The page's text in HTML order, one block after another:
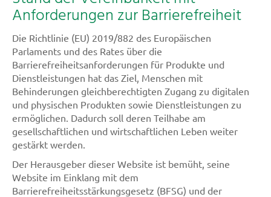
Anforderungen zur Barrierefreiheit
Die Richtlinie (EU) 2019/882 des Europäischen
Parlaments und des Rates über die
Barrierefreiheitsanforderungen für Produkte und
Dienstleistungen hat das Ziel, Menschen mit
Behinderungen gleichberechtigten Zugang zu digitalen
und physischen Produkten sowie Dienstleistungen zu
ermöglichen. Dadurch soll deren Teilhabe am
gesellschaftlichen und wirtschaftlichen Leben weiter
gestärkt werden.
Der Herausgeber dieser Website ist bemüht, seine
Website im Einklang mit dem
Barrierefreiheitsstärkungsgesetz (BFSG) und der